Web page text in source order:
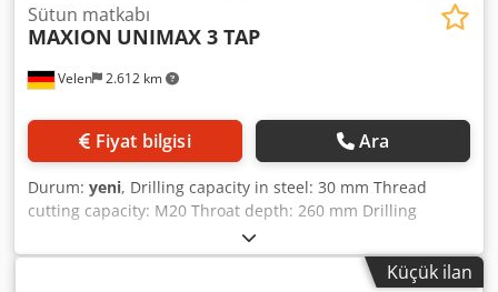
Velen 2.612 km
Sütun matkabı
MAXION UNIMAX 3 TAP
Fiyat bilgisi Ara
Durum: yeni, Drilling capacity in steel: 30 mm Thread
cutting capacity: M20 Throat depth: 260 mm Drilling
stroke: 125 mm Spindle taper: MT 3 Feed range – spindle:
0 mm/rev Spindle speeds: 80 – 1,440 / 180 – 3,200 rpm
Gear stages: 2 stages Column diameter: 110 mm Table
Küçük ilan